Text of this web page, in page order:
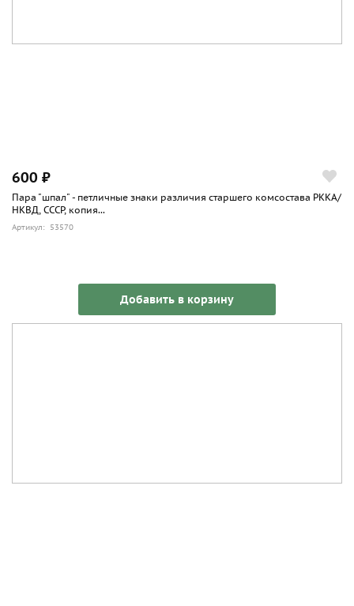
600 ₽
Пара "шпал" - петличные знаки различия старшего комсостава РККА/
НКВД, СССР, копия...
Артикул: 53570
Добавить в корзину